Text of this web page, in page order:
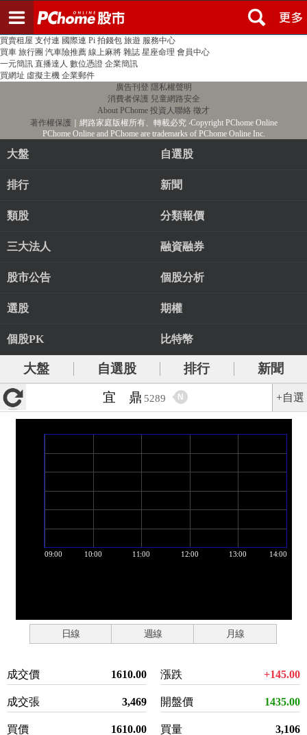
PChome首頁 線上購物 24h購物 書店
買賣租屋 支付連 國際連 Pi 拍錢包 旅遊 服務中心
買車 旅行團 汽車險推薦 線上麻將 雜誌 星座命理 會員中心
一元簡訊 直播達人 數位憑證 企業簡訊
買網址 虛擬主機 企業郵件
廣告刊登 隱私權聲明
消費者保護 兒童網路安全
About PChome 投資人聯絡 徵才
著作權保護 ｜網路家庭版權所有、轉載必究‧Copyright PChome Online
PChome Online and PChome are trademarks of PChome Online Inc.
大盤 自選股
排行 新聞
類股 分類報價
三大法人 融資融券
股市公告 個股分析
選股 期權
個股PK 比特幣
大盤 自選股 排行
新聞
宜 鼎 5289 N +自選
日線 週線 月線
成交價 1610.00
成交張 3,469
買價 1610.00
漲跌 +145.00
開盤價 1435.00
買量 3,106